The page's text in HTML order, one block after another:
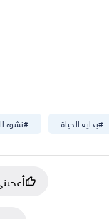
#نشوء #بداية الحياة